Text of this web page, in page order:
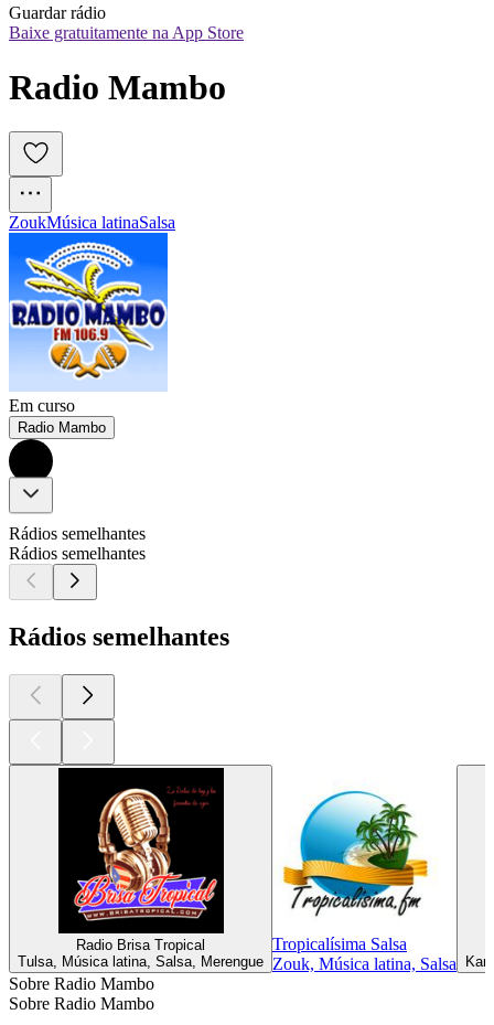
Guardar rádio
Baixe gratuitamente na App Store
Radio Mambo
ZoukMúsica latinaSalsa
Em curso
Radio Mambo
Rádios semelhantes
Rádios semelhantes
Rádios semelhantes
Radio Brisa Tropical
Tulsa, Música latina, Salsa, Merengue
Tropicalísima Salsa
Zouk, Música latina, Salsa
Sobre Radio Mambo
Sobre Radio Mambo